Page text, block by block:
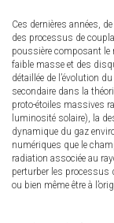
Ces dernières années,
des processus de
poussière composant le
faible masse et des
détaillée de l’évolution
secondaire dans la
proto-étoiles massives
luminosité solaire), la
dynamique du gaz
numériques que le
radiation associée au
perturber les processus
ou bien même être à